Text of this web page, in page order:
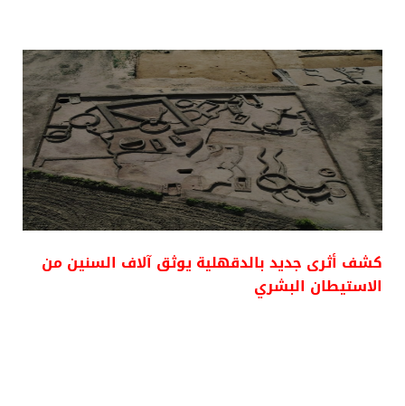
كشف أثرى جديد بالدقهلية يوثق آلاف السنين من
الاستيطان البشري